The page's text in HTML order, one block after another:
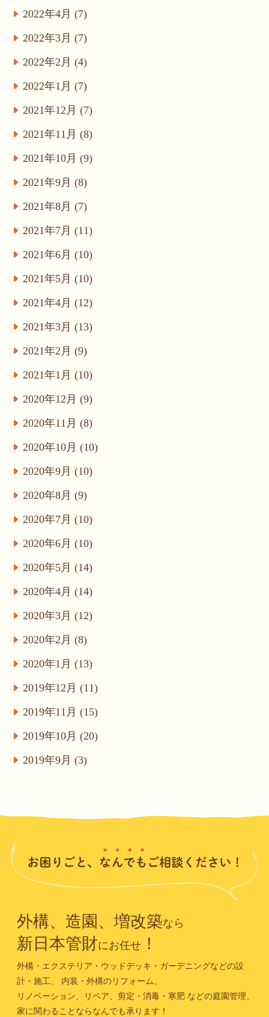
2022年4月 (7)
2022年3月 (7)
2022年2月 (4)
2022年1月 (7)
2021年12月 (7)
2021年11月 (8)
2021年10月 (9)
2021年9月 (8)
2021年8月 (7)
2021年7月 (11)
2021年6月 (10)
2021年5月 (10)
2021年4月 (12)
2021年3月 (13)
2021年2月 (9)
2021年1月 (10)
2020年12月 (9)
2020年11月 (8)
2020年10月 (10)
2020年9月 (10)
2020年8月 (9)
2020年7月 (10)
2020年6月 (10)
2020年5月 (14)
2020年4月 (14)
2020年3月 (12)
2020年2月 (8)
2020年1月 (13)
2019年12月 (11)
2019年11月 (15)
2019年10月 (20)
2019年9月 (3)
外構、造園、増改築なら
新日本管財にお任せ！
外構・エクステリア・ウッドデッキ・ガーデニングなどの設
計・施工、
内装・外構のリフォーム、
リノベーション、リペア、剪定・消毒・寒肥などの庭園管理、
家に関わることならなんでも承ります！